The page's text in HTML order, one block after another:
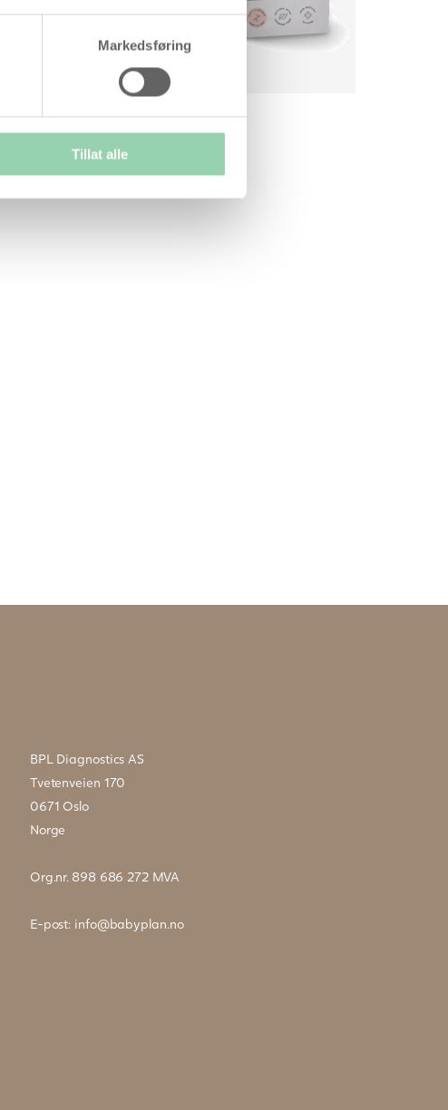
Markedsføring
Tillat alle
BPL Diagnostics AS
Tvetenveien 170
0671 Oslo
Norge
Org.nr. 898 686 272 MVA
E-post: info@babyplan.no